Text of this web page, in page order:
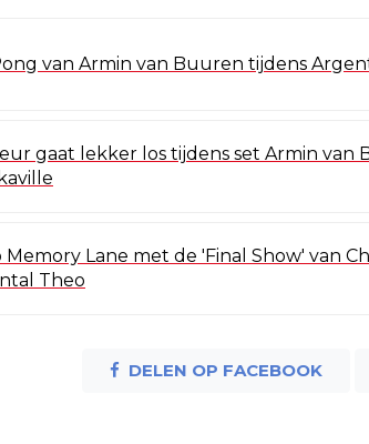
van Armin van Buuren tijdens
gaat lekker los tijdens set Armin van
Memory Lane met de 'Final Show' van
Theo
DELEN OP FACEBOOK